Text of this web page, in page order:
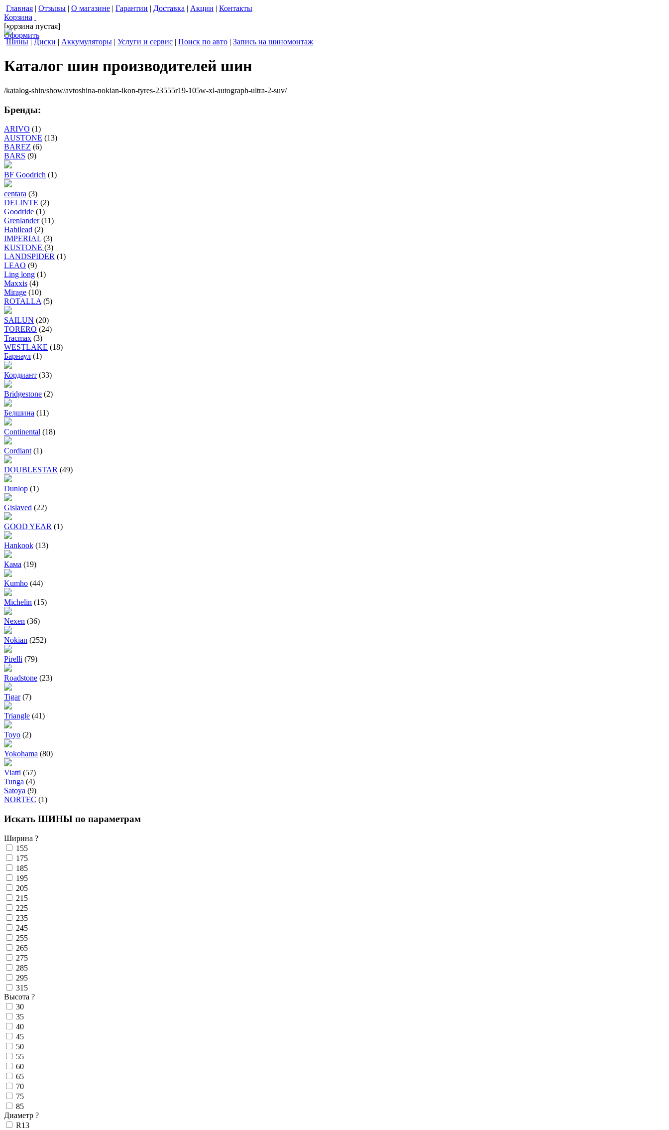
Главная | Отзывы | О магазине | Гарантии | Доставка | Акции | Контакты
Корзина
[корзина пустая]
Оформить
Шины | Диски | Аккумуляторы | Услуги и сервис | Поиск по авто | Запись на шиномонтаж
Каталог шин производителей шин
/katalog-shin/show/avtoshina-nokian-ikon-tyres-23555r19-105w-xl-autograph-ultra-2-suv/
Бренды:
ARIVO (1)
AUSTONE (13)
BAREZ (6)
BARS (9)
BF Goodrich (1)
centara (3)
DELINTE (2)
Goodride (1)
Grenlander (11)
Habilead (2)
IMPERIAL (3)
KUSTONE (3)
LANDSPIDER (1)
LEAO (9)
Ling long (1)
Maxxis (4)
Mirage (10)
ROTALLA (5)
SAILUN (20)
TORERO (24)
Tracmax (3)
WESTLAKE (18)
Барнаул (1)
Кордиант (33)
Bridgestone (2)
Белшина (11)
Continental (18)
Cordiant (1)
DOUBLESTAR (49)
Dunlop (1)
Gislaved (22)
GOOD YEAR (1)
Hankook (13)
Кама (19)
Kumho (44)
Michelin (15)
Nexen (36)
Nokian (252)
Pirelli (79)
Roadstone (23)
Tigar (7)
Triangle (41)
Toyo (2)
Yokohama (80)
Viatti (57)
Tunga (4)
Satoya (9)
NORTEC (1)
Искать ШИНЫ по параметрам
Ширина ?
155
175
185
195
205
215
225
235
245
255
265
275
285
295
315
Высота ?
30
35
40
45
50
55
60
65
70
75
85
Диаметр ?
R13